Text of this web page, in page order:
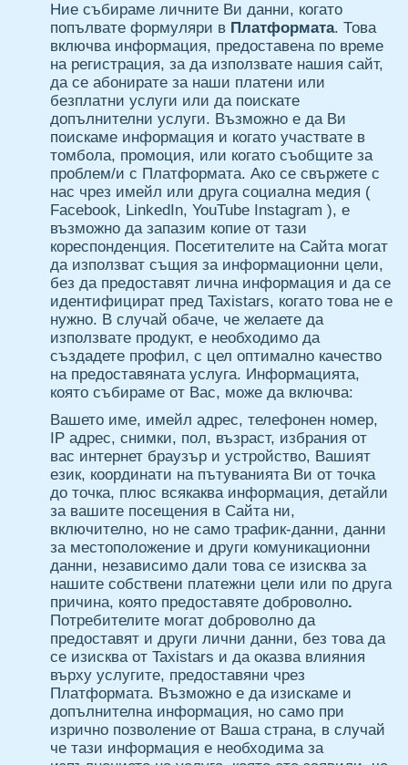
Партньори
Контакти
Ние събираме личните Ви данни, когато
попълвате формуляри в Платформата. Това
включва информация, предоставена по време
на регистрация, за да използвате нашия сайт,
да се абонирате за наши платени или
безплатни услуги или да поискате
допълнителни услуги. Възможно е да Ви
поискаме информация и когато участвате в
томбола, промоция, или когато съобщите за
проблем/и с Платформата. Ако се свържете с
нас чрез имейл или друга социална медия (
Facebook, LinkedIn, YouTube Instagram ), е
възможно да запазим копие от тази
кореспонденция. Посетителите на Сайта могат
да използват същия за информационни цели,
без да предоставят лична информация и да се
идентифицират пред Taxistars, когато това не е
нужно. В случай обаче, че желаете да
използвате продукт, е необходимо да
създадете профил, с цел оптимално качество
на предоставяната услуга. Информацията,
която събираме от Вас, може да включва:
Вашето име, имейл адрес, телефонен номер,
IP адрес, снимки, пол, възраст, избрания от
вас интернет браузър и устройство, Вашият
език, координати на пътуванията Ви от точка
до точка, плюс всякаква информация, детайли
за вашите посещения в Сайта ни,
включително, но не само трафик-данни, данни
за местоположение и други комуникационни
данни, независимо дали това се изисква за
нашите собствени платежни цели или по друга
причина, която предоставяте доброволно.
Потребителите могат доброволно да
предоставят и други лични данни, без това да
се изисква от Taxistars и да оказва влияния
върху услугите, предоставяни чрез
Платформата. Възможно е да изискаме и
допълнителна информация, но само при
изрично позволение от Ваша страна, в случай
че тази информация е необходима за